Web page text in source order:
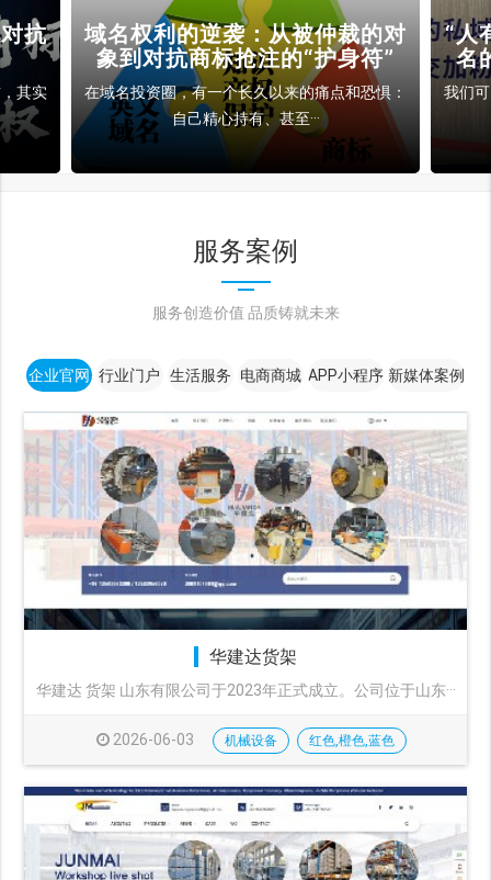
对
”
惧：
“人有人名，域有域名”，没有域
名的私域营销就像“站街拉客”
我们可以把整个互联网想象成一个巨大的、人来
人往的现代都市：在···
域
拿房
服务案例
服务创造价值 品质铸就未来
企业官网 行业门户 生活服务 电商商城 APP小程序 新媒体案例
华建达货架
华建达 货架 山东有限公司于2023年正式成立。公司位于山东···
2026-06-03 机械设备 红色,橙色,蓝色